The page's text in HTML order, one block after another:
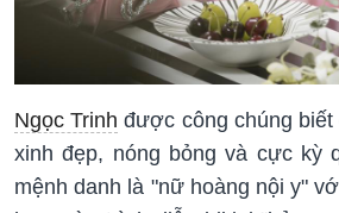
Ngọc Trinh được công chúng
xinh đẹp, nóng bỏng và cực kỳ
mệnh danh là "nữ hoàng nội y"